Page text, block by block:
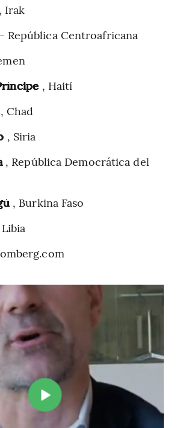
, Irak
Centroafricana
, Haití
Chad
, Siria
, República Democrática del
, Burkina Faso